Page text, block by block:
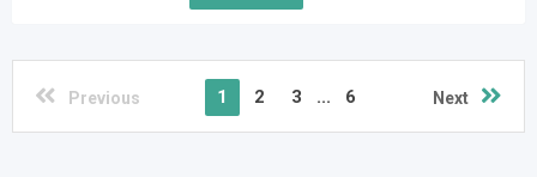
Previous 1 2 3 ... 6 Next